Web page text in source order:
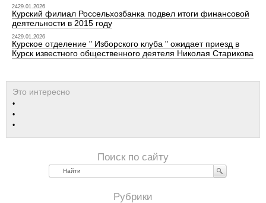
2429.01.2026
Курский филиал Россельхозбанка подвел итоги финансовой
деятельности в 2015 году
2429.01.2026
Курское отделение " Изборского клуба " ожидает приезд в
Курск известного общественного деятеля Николая Старикова
Найти